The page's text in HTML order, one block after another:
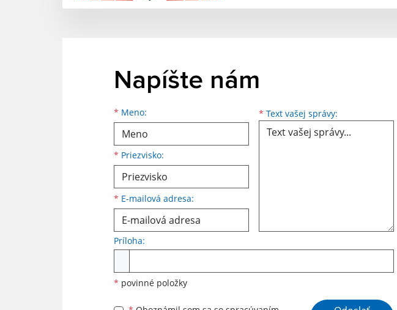
Napíšte nám
* Meno:
Meno
* Priezvisko:
Priezvisko
* E-mailová adresa:
E-mailová adresa * Text vašej správy: Text vašej
Príloha:
* povinné položky
Google reCaptcha